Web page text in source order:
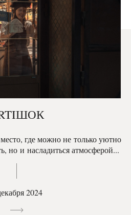
где можно не только уютно
но и насладиться атмосферой...
2024